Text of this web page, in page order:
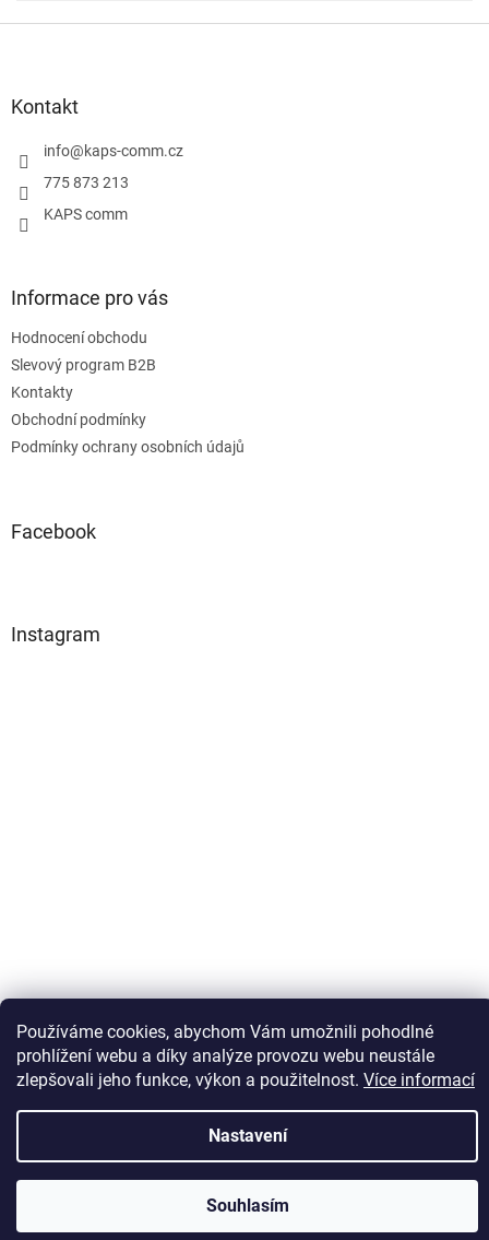
Používáme cookies, abychom Vám umožnili pohodlné
prohlížení webu a díky analýze provozu webu neustále
zlepšovali jeho funkce, výkon a použitelnost. Více informací
Nastavení
Souhlasím
Kontakt
info@kaps-comm.cz
775 873 213
KAPS comm
Informace pro vás
Hodnocení obchodu
Slevový program B2B
Kontakty
Obchodní podmínky
Podmínky ochrany osobních údajů
Facebook
Instagram
Sledovat na Instagramu
Copyright 2026Kaps comm. Všechna práva vyhrazena.